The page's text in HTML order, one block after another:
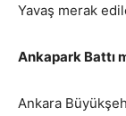
Yavaş merak
Ankapark Battı
Ankara